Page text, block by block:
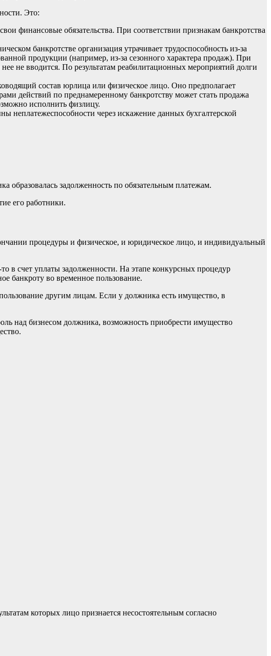
Это:
финансовые обязательства. При соответствии признакам банкротства
банкротстве организация утрачивает трудоспособность из-за
продукции (например, из-за сезонного характера продаж). При
не вводится. По результатам реабилитационных мероприятий долги
состав юрлица или физическое лицо. Оно предполагает
действий по преднамеренному банкротству может стать продажа
исполнить физлицу.
неплатежеспособности через искажение данных бухгалтерской
образовалась задолженность по обязательным платежам.
его работники.
процедуры и физическое, и юридическое лицо, и индивидуальный
в счет уплаты задолженности. На этапе конкурсных процедур
банкроту во временное пользование.
другим лицам. Если у должника есть имущество, в
над бизнесом должника, возможность приобрести имущество
которых лицо признается несостоятельным согласно